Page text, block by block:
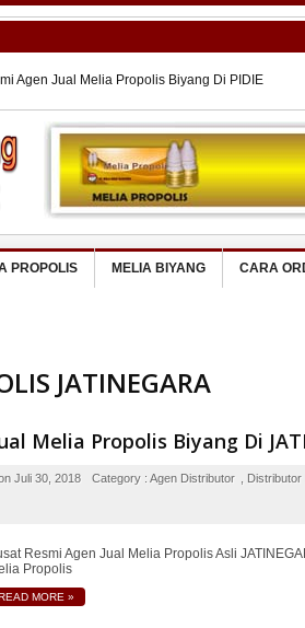
Agen Jual Melia Propolis Biyang Di PIDIE
Agen Jual Melia Propolis Biyang MERAUKE
Agen Jual Melia Propolis Biyang Di BUTON
Agen Jual Melia Propolis Biyang SRAGEN
Agen Jual Melia Propolis Asli Di SEMARANG
PROPOLIS MELIA BIYANG CARA
JATINEGARA
Melia Propolis Biyang Di
Juli 30, 2018 Category : Agen Distributor Distributor
Resmi Agen Jual Melia Propolis Asli
Propolis
MORE »